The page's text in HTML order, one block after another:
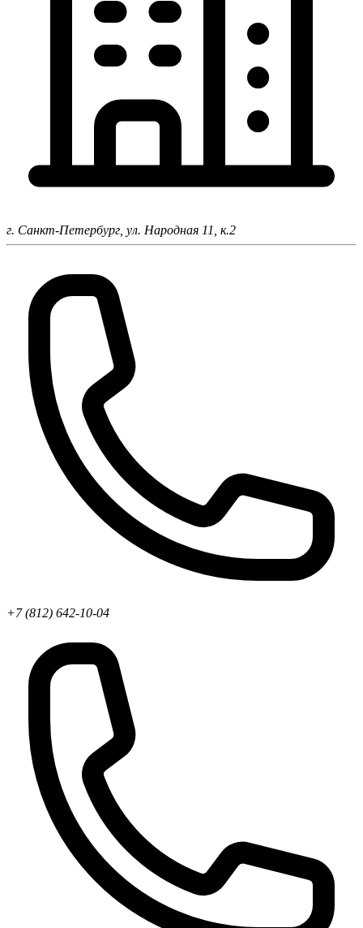
г. Санкт-Петербург, ул. Народная 11, к.2
+7 (812) 642-10-04